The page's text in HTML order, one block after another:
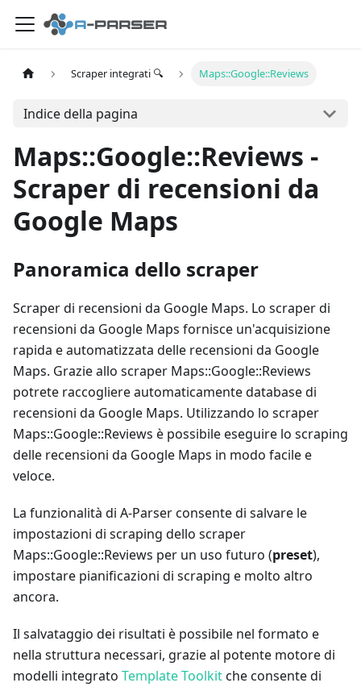
Scraper integrati 🔍 Maps::Google::Reviews
Indice della pagina
Maps::Google::Reviews -
Scraper di recensioni da
Google Maps
Panoramica dello scraper
Scraper di recensioni da Google Maps. Lo scraper di
recensioni da Google Maps fornisce un'acquisizione
rapida e automatizzata delle recensioni da Google
Maps. Grazie allo scraper Maps::Google::Reviews
potrete raccogliere automaticamente database di
recensioni da Google Maps. Utilizzando lo scraper
Maps::Google::Reviews è possibile eseguire lo scraping
delle recensioni da Google Maps in modo facile e
veloce.
La funzionalità di A-Parser consente di salvare le
impostazioni di scraping dello scraper
Maps::Google::Reviews per un uso futuro (preset),
impostare pianificazioni di scraping e molto altro
ancora.
Il salvataggio dei risultati è possibile nel formato e
nella struttura necessari, grazie al potente motore di
modelli integrato Template Toolkitche consente di